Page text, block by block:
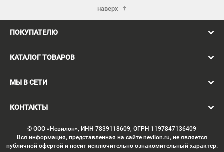
наверх
ПОКУПАТЕЛЮ
КАТАЛОГ ТОВАРОВ
МЫ В СЕТИ
КОНТАКТЫ
© ООО «Невилон», ИНН 7839118609, ОГРН 1197847136409
Вся информация, представленная на сайте nevilon.ru, не является
публичной офертой и носит исключительно ознакомительный характер.